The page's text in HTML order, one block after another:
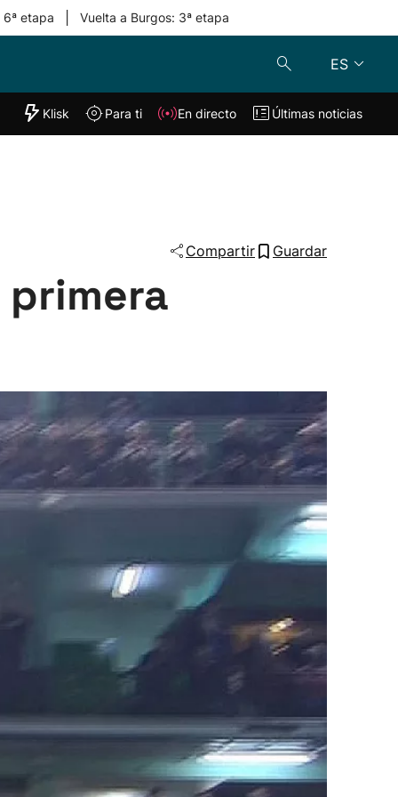
6ª etapa Vuelta a Burgos: 3ª etapa
ES
"Helmuga"
Klisk En directo
Klisk Para ti En directo Últimas noticias
Compartir Guardar